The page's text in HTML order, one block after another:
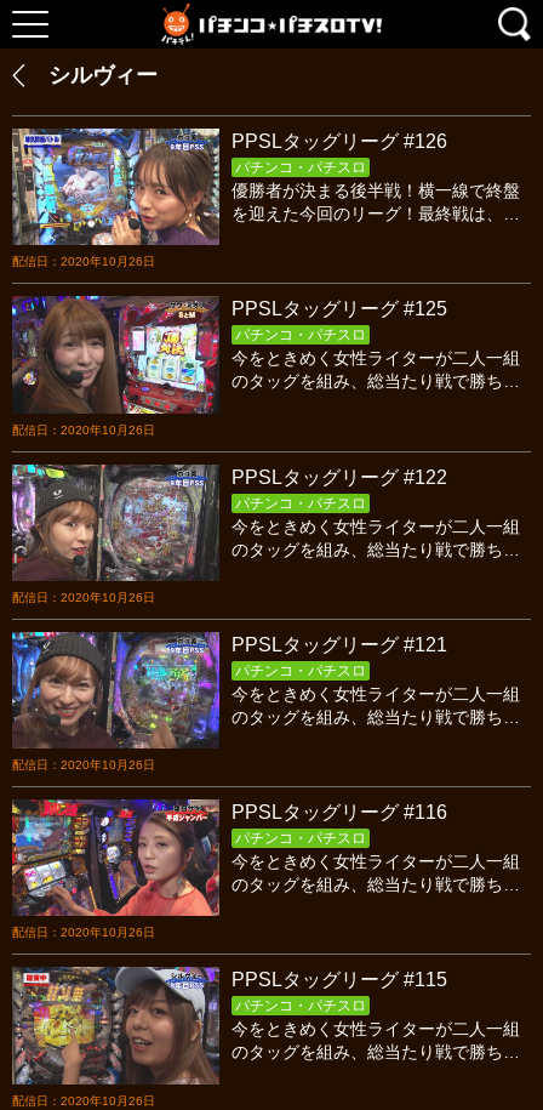
シルヴィー
配信日：2020年10月26日
PPSLタッグリーグ #126
パチンコ・パチスロ
優勝者が決まる後半戦！横一線で終盤
を迎えた今回のリーグ！最終戦は、み
のペアだ！！
配信日：2020年10月26日
PPSLタッグリーグ #125
パチンコ・パチスロ
今をときめく女性ライターが二人一組
のタッグを組み、総当たり戦で勝ち点
す！
配信日：2020年10月26日
PPSLタッグリーグ #122
パチンコ・パチスロ
今をときめく女性ライターが二人一組
のタッグを組み、総当たり戦で勝ち点
後半戦です！
配信日：2020年10月26日
PPSLタッグリーグ #121
パチンコ・パチスロ
今をときめく女性ライターが二人一組
のタッグを組み、総当たり戦で勝ち点
前半戦です！
配信日：2020年10月26日
PPSLタッグリーグ #116
パチンコ・パチスロ
今をときめく女性ライターが二人一組
のタッグを組み、総当たり戦で勝ち点
年目PSSの後半戦です！
配信日：2020年10月26日
PPSLタッグリーグ #115
パチンコ・パチスロ
今をときめく女性ライターが二人一組
のタッグを組み、総当たり戦で勝ち点